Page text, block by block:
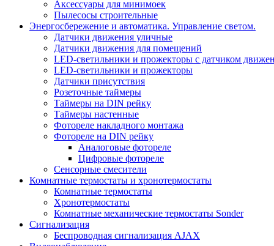
Аксессуары для минимоек
Пылесосы строительные
Энергосбережение и автоматика. Управление светом.
Датчики движения уличные
Датчики движения для помещений
LED-светильники и прожекторы с датчиком
LED-светильники и прожекторы
Датчики присутствия
Розеточные таймеры
Таймеры на DIN рейку
Таймеры настенные
Фотореле накладного монтажа
Фотореле на DIN рейку
Аналоговые фотореле
Цифровые фотореле
Сенсорные смесители
Комнатные термостаты и хронотермостаты
Комнатные термостаты
Хронотермостаты
Комнатные механические термостаты Sonder
Сигнализация
Беспроводная сигнализация AJAX